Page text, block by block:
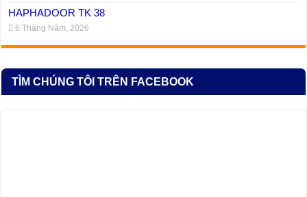
HAPHADOOR TK 38
6 Tháng Năm, 2026
TÌM CHÚNG TÔI TRÊN FACEBOOK